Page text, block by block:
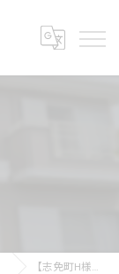
【志免町H様邸】